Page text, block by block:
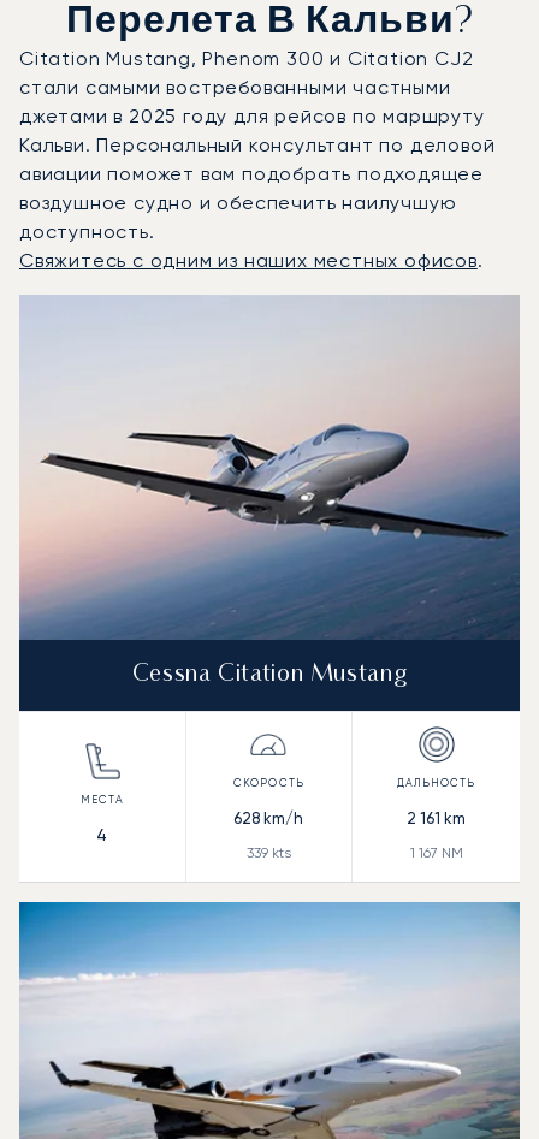
Перелета В Кальви?
Citation Mustang, Phenom 300 и Citation CJ2
стали самыми востребованными частными
джетами в 2025 году для рейсов по маршруту
Кальви. Персональный консультант по деловой
авиации поможет вам подобрать подходящее
воздушное судно и обеспечить наилучшую
доступность.
Свяжитесь с одним из наших местных офисов.
Cessna Citation Mustang
4
628 km/h
339kts
2 161 km
1 167 NM